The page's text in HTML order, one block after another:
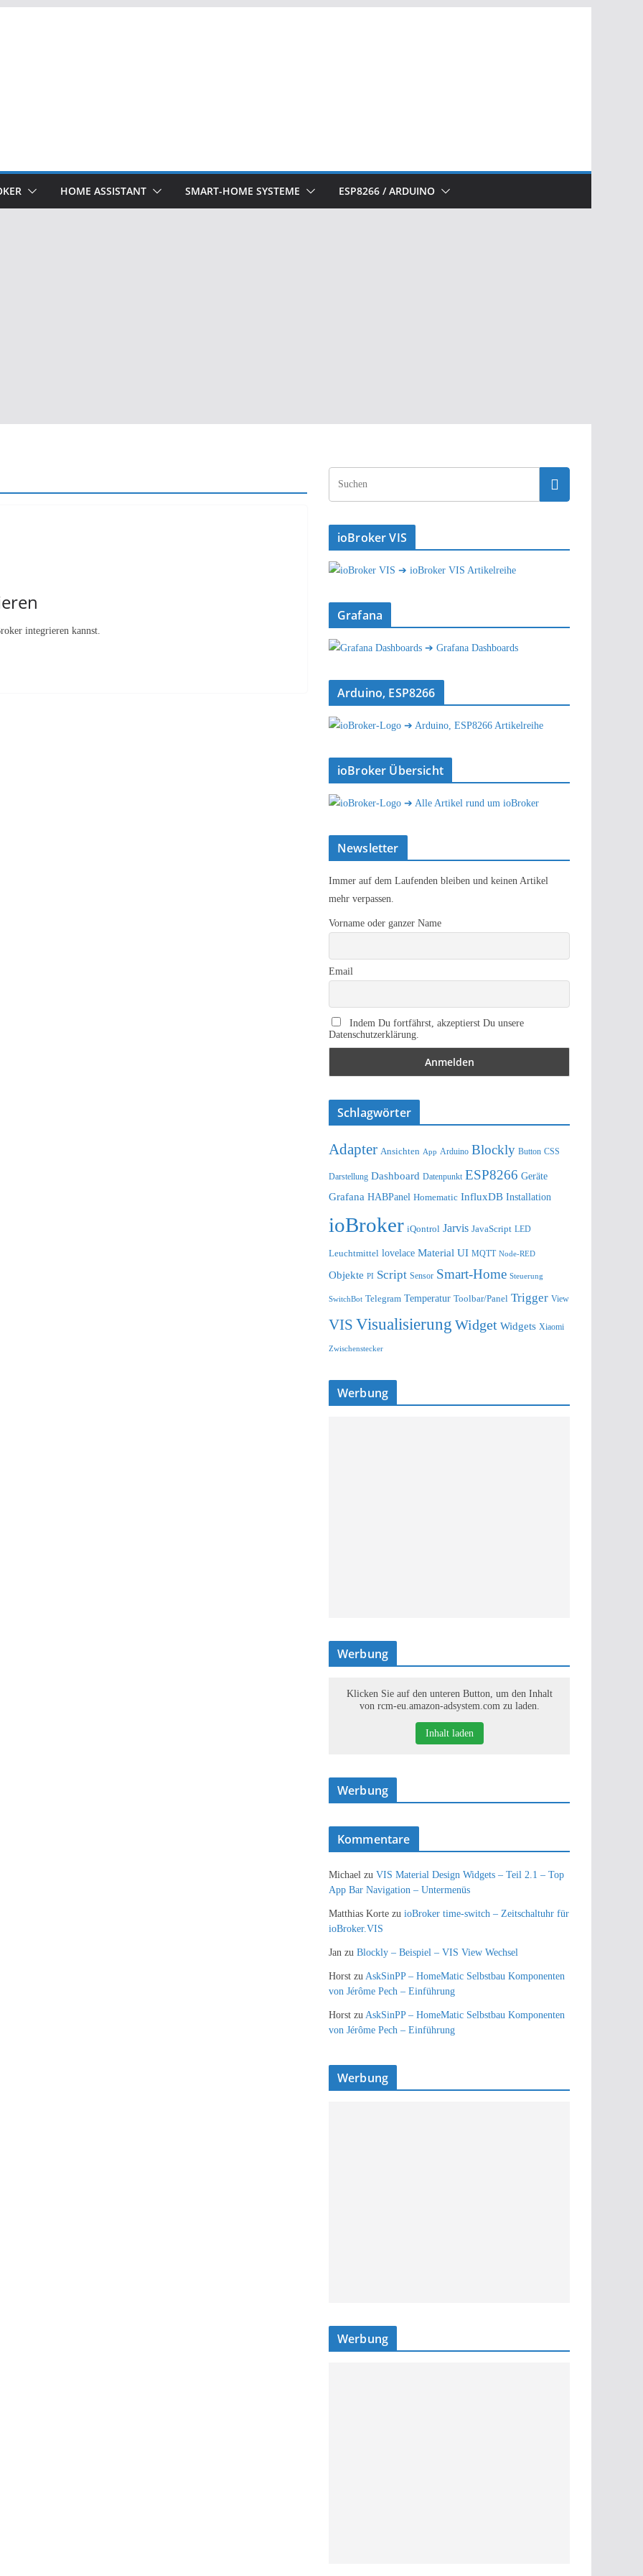
HOME ASSISTANT SMART-HOME SYSTEME ESP8266 / ARDUINO
integrieren kannst.
ioBroker VIS
➔ ioBroker VIS Artikelreihe
Grafana
➔ Grafana Dashboards
Arduino, ESP8266
➔ Arduino, ESP8266 Artikelreihe
ioBroker Übersicht
➔ Alle Artikel rund um ioBroker
Newsletter
Immer auf dem Laufenden bleiben und keinen Artikel
mehr verpassen.
Vorname oder ganzer Name
Email
Indem Du fortfährst, akzeptierst Du unsere
Datenschutzerklärung.
Schlagwörter
Adapter Ansichten App Arduino Blockly Button CSS
Darstellung Dashboard Datenpunkt ESP8266 Geräte
Grafana HABPanel Homematic InfluxDB Installation
ioBroker iQontrol Jarvis JavaScript LED
Leuchtmittel lovelace Material UI MQTT Node-RED
Objekte PI Script Sensor Smart-Home Steuerung
SwitchBot Telegram Temperatur Toolbar/Panel Trigger View
VIS Visualisierung Widget Widgets Xiaomi
Zwischenstecker
Werbung
Werbung
Klicken Sie auf den unteren Button, um den Inhalt
von rcm-eu.amazon-adsystem.com zu laden.
Inhalt laden
Werbung
Kommentare
Michael zu VIS Material Design Widgets – Teil 2.1 – Top
App Bar Navigation – Untermenüs
Matthias Korte zu ioBroker time-switch – Zeitschaltuhr für
ioBroker.VIS
Jan zu Blockly – Beispiel – VIS View Wechsel
Horst zu AskSinPP – HomeMatic Selbstbau Komponenten
von Jérôme Pech – Einführung
Horst zu AskSinPP – HomeMatic Selbstbau Komponenten
von Jérôme Pech – Einführung
Werbung
Werbung